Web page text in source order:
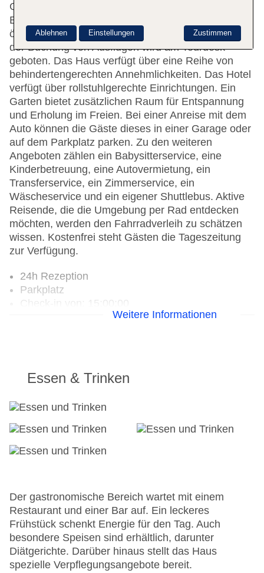
Gepäckaufbewahrung und ein Safe gehören zur
Einrichtung der Unterbringung. WLAN ist in den
öffentlichen Bereichen verfügbar. Hilfestellung bei
der Buchung von Ausflügen wird am Tourdesk
geboten. Das Haus verfügt über eine Reihe von
behindertengerechten Annehmlichkeiten. Das Hotel
verfügt über rollstuhlgerechte Einrichtungen. Ein
Garten bietet zusätzlichen Raum für Entspannung
und Erholung im Freien. Bei einer Anreise mit dem
Auto können die Gäste dieses in einer Garage oder
auf dem Parkplatz parken. Zu den weiteren
Angeboten zählen ein Babysitterservice, eine
Kinderbetreuung, eine Autovermietung, ein
Transferservice, ein Zimmerservice, ein
Wäscheservice und ein eigener Shuttlebus. Aktive
Reisende, die die Umgebung per Rad entdecken
möchten, werden den Fahrradverleih zu schätzen
wissen. Kostenfrei steht Gästen die Tageszeitung
zur Verfügung.
24h Rezeption
Parkplatz
Check-out bis: 12:00:00
Hoteleröffnung: 1926
Hotelsafe
Lift
Anzahl der Konferenzräume: 1
Haustiere
Gesamtanzahl der Stockwerke: 6
Gesamtanzahl der Zimmer: 207
Pools:Kinderbecken, Beheizter Außenpool, Indoor
Pool, Outdoor Pool, Sonnenschirme am Pool,
Liegen am Pool
Zahlungsarten: American Express, EC Maestro,
Weitere Informationen
Essen & Trinken
Der gastronomische Bereich wartet mit einem
Restaurant und einer Bar auf. Ein leckeres
Frühstück schenkt Energie für den Tag. Auch
besondere Speisen sind erhältlich, darunter
Diätgerichte. Darüber hinaus stellt das Haus
spezielle Verpflegungsangebote bereit.
Zustimmen
Ablehnen Einstellungen